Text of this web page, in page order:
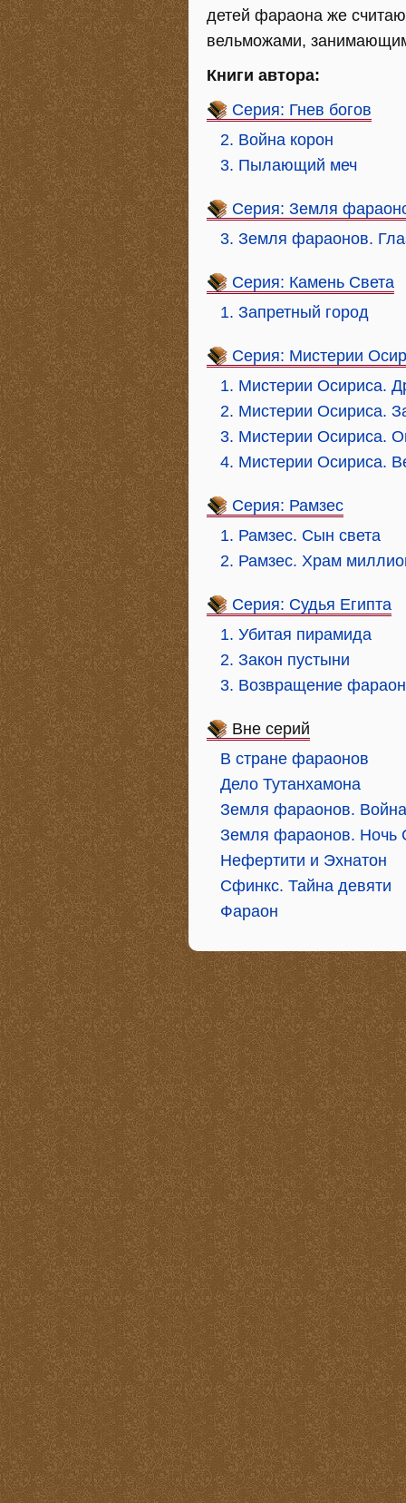
детей фараона же
вельможами,
Книги автора:
Серия: Гнев богов
2. Война корон
3. Пылающий меч
Серия: Земля
3. Земля фараонов.
Серия: Камень Света
1. Запретный город
Серия: Мистерии
1. Мистерии Осириса.
2. Мистерии Осириса.
3. Мистерии Осириса.
4. Мистерии Осириса.
Серия: Рамзес
1. Рамзес. Сын света
2. Рамзес. Храм
Серия: Судья Египта
1. Убитая пирамида
2. Закон пустыни
3. Возвращение
Вне серий
В стране фараонов
Дело Тутанхамона
Земля фараонов.
Земля фараонов. Ночь
Нефертити и Эхнатон
Сфинкс. Тайна девяти
Фараон